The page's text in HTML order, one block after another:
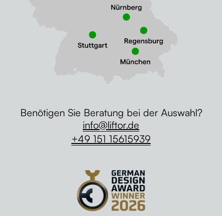
Benötigen Sie Beratung bei der Auswahl?
info@liftor.de
+49 151 15615939